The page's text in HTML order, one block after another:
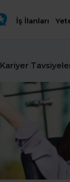
İş İlanları
Kariyer